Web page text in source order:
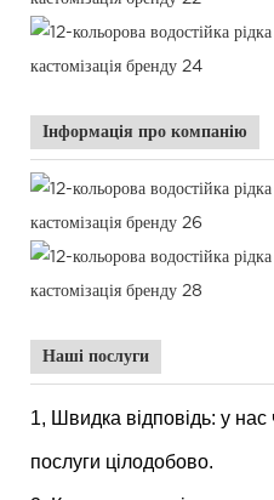
Інформація про компанію
Наші послуги
1, Швидка відповідь: у
послуги цілодобово.